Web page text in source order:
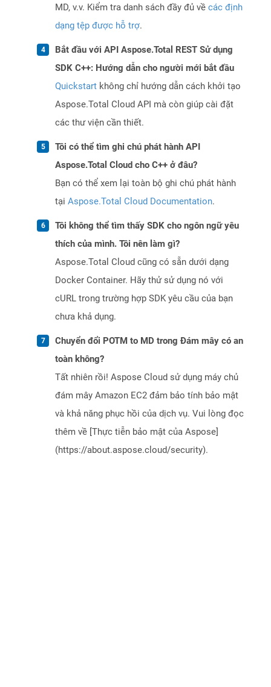
MD, v.v. Kiểm tra danh sách đầy đủ về các định
dạng tệp được hỗ trợ.
Bắt đầu với API Aspose.Total REST Sử dụng
SDK C++: Hướng dẫn cho người mới bắt đầu
Quickstart không chỉ hướng dẫn cách khởi tạo
Aspose.Total Cloud API mà còn giúp cài đặt
các thư viện cần thiết.
Tôi có thể tìm ghi chú phát hành API
Aspose.Total Cloud cho C++ ở đâu?
Bạn có thể xem lại toàn bộ ghi chú phát hành
tại Aspose.Total Cloud Documentation.
Tôi không thể tìm thấy SDK cho ngôn ngữ yêu
thích của mình. Tôi nên làm gì?
Aspose.Total Cloud cũng có sẵn dưới dạng
Docker Container. Hãy thử sử dụng nó với
cURL trong trường hợp SDK yêu cầu của bạn
chưa khả dụng.
Chuyển đổi POTM to MD trong Đám mây có an
toàn không?
Tất nhiên rồi! Aspose Cloud sử dụng máy chủ
đám mây Amazon EC2 đảm bảo tính bảo mật
và khả năng phục hồi của dịch vụ. Vui lòng đọc
thêm về [Thực tiễn bảo mật của Aspose]
(https://about.aspose.cloud/security).